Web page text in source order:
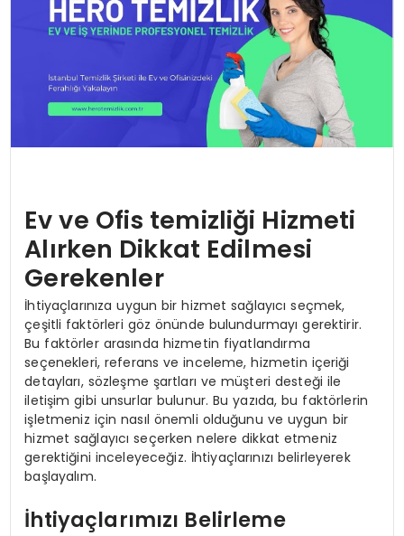
Ev ve Ofis temizliği Hizmeti
Alırken Dikkat Edilmesi
Gerekenler
İhtiyaçlarınıza uygun bir hizmet sağlayıcı seçmek,
çeşitli faktörleri göz önünde bulundurmayı gerektirir.
Bu faktörler arasında hizmetin fiyatlandırma
seçenekleri, referans ve inceleme, hizmetin içeriği
detayları, sözleşme şartları ve müşteri desteği ile
iletişim gibi unsurlar bulunur. Bu yazıda, bu faktörlerin
işletmeniz için nasıl önemli olduğunu ve uygun bir
hizmet sağlayıcı seçerken nelere dikkat etmeniz
gerektiğini inceleyeceğiz. İhtiyaçlarınızı belirleyerek
başlayalım.
İhtiyaçlarımızı Belirleme